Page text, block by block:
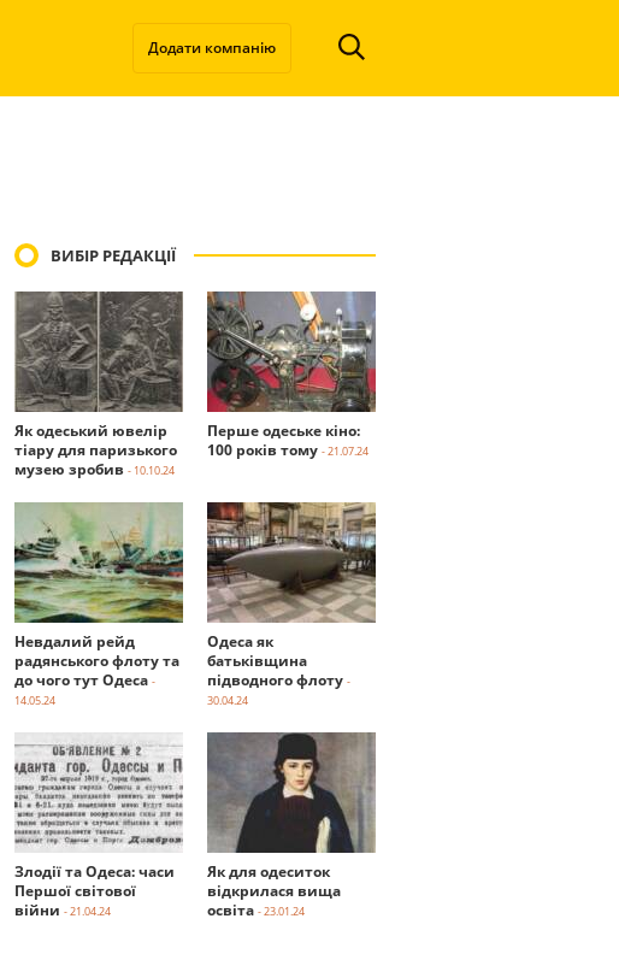
Додати компанію
ВИБІР РЕДАКЦІЇ
Як одеський ювелір
тіару для паризького
музею зробив - 10.10.24
Перше одеське кіно:
100 років тому - 21.07.24
Невдалий рейд
радянського флоту та
до чого тут Одеса -
14.05.24
Одеса як
батьківщина
підводного флоту -
30.04.24
Злодії та Одеса: часи
Першої світової
війни - 21.04.24
Як для одеситок
відкрилася вища
освіта - 23.01.24